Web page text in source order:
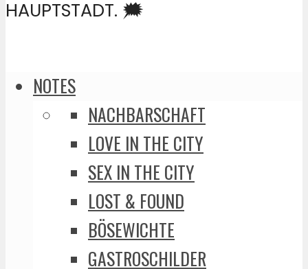
HAUPTSTADT. 🗯️
NOTES
NACHBARSCHAFT
LOVE IN THE CITY
SEX IN THE CITY
LOST & FOUND
BÖSEWICHTE
GASTROSCHILDER